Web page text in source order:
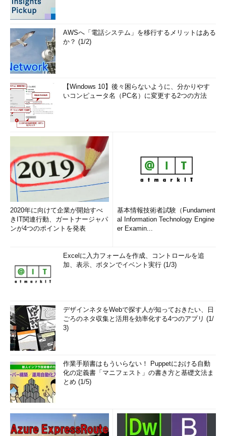
エクスポートしたmailFilters.xmlの内容例
例えば、振り分け先のラベルを変更したい場合は、該当するフ
ィルタの設定内（<entry>～</entry>）で、以下のように修正す
<apps:property name= 'label' value=＜振り分け先ラベル名
＞;/>
残念ながら、mailFilters.xmlの記述方法に関するGoogle公式の
ドキュメントは見つけられなかった。XMLで自在にフィルタを編
集・作成したければ、さまざまなパターンでフィルタを作成して
エクスポートすることで、nameやvalueの具体例から学んでいく
必要があるだろう。
フィルタのエクスポート／インポート時の注意点
フィルタにメール転送（該当するメールを別のメールアドレス
AWSへ「電話システム」を移行するメリットはある
か？ (1/2)
【Windows 10】後々困らないように、分かりやす
いコンピュータ名（PC名）に変更する2つの方法
2020年に向けて企業が開始すべ
きIT関連行動、ガートナージャパ
ンが4つのポイントを発表
基本情報技術者試験（Fundament
al Information Technology Engine
er Examin...
Excelに入力フォームを作成、コントロールを追
加、表示、ボタンでイベント実行 (1/3)
デザインネタをWebで探す人が知っておきたい、日
ごろのネタ収集と活用を効率化する4つのアプリ (1/
3)
作業手順書はもういらない！ Puppetにおける自動
化の定義書「マニフェスト」の書き方と基礎文法ま
とめ (1/5)